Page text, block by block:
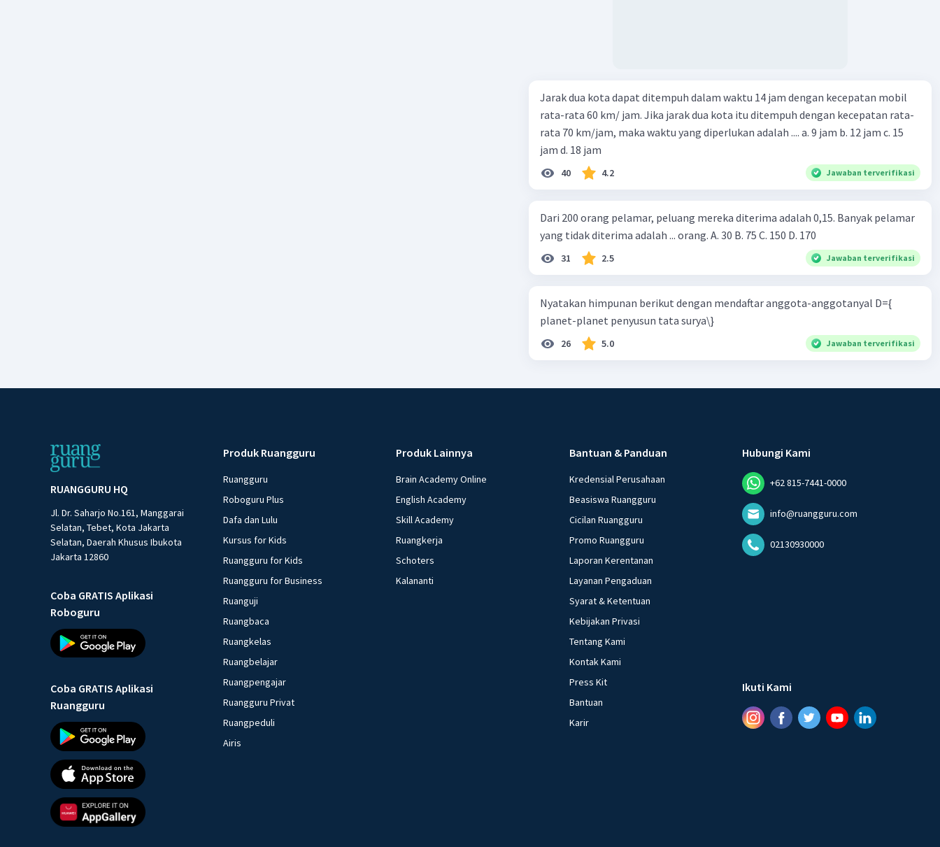
Jarak dua kota dapat ditempuh dalam waktu 14 jam dengan kecepatan mobil
rata-rata 60 km/ jam. Jika jarak dua kota itu ditempuh dengan kecepatan rata-
rata 70 km/jam, maka waktu yang diperlukan adalah .... a. 9 jam b. 12 jam c. 15
jam d. 18 jam
40 4.2 Jawaban terverifikasi
Dari 200 orang pelamar, peluang mereka diterima adalah 0,15. Banyak pelamar
yang tidak diterima adalah ... orang. A. 30 B. 75 C. 150 D. 170
31 2.5 Jawaban terverifikasi
Nyatakan himpunan berikut dengan mendaftar anggota-anggotanyal D={
planet-planet penyusun tata surya\}
26 5.0 Jawaban terverifikasi
RUANGGURU HQ
Jl. Dr. Saharjo No.161, Manggarai
Selatan, Tebet, Kota Jakarta
Selatan, Daerah Khusus Ibukota
Jakarta 12860
Coba GRATIS Aplikasi
Roboguru
Coba GRATIS Aplikasi
Ruangguru
Produk Ruangguru
Ruangguru
Roboguru Plus
Dafa dan Lulu
Kursus for Kids
Ruangguru for Kids
Ruangguru for Business
Ruanguji
Ruangbaca
Ruangkelas
Ruangbelajar
Ruangpengajar
Ruangguru Privat
Ruangpeduli
Airis
Produk Lainnya
Brain Academy Online
English Academy
Skill Academy
Ruangkerja
Schoters
Kalananti
Bantuan & Panduan
Kredensial Perusahaan
Beasiswa Ruangguru
Cicilan Ruangguru
Promo Ruangguru
Laporan Kerentanan
Layanan Pengaduan
Syarat & Ketentuan
Kebijakan Privasi
Tentang Kami
Kontak Kami
Press Kit
Bantuan
Karir
Hubungi Kami
+62 815-7441-0000
info@ruangguru.com
02130930000
Ikuti Kami